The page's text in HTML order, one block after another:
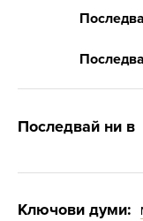
Последвай ни в
Ключови думи: